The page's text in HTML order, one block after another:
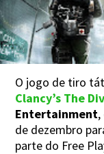
O jogo de tiro
Clancy’s The
Entertainment
de dezembro
parte do Free